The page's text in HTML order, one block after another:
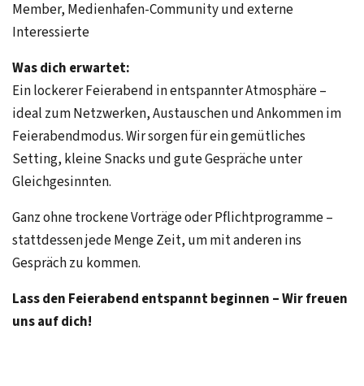
Member, Medienhafen-Community und externe
Interessierte
Was dich erwartet:
Ein lockerer Feierabend in entspannter Atmosphäre –
ideal zum Netzwerken, Austauschen und Ankommen im
Feierabendmodus. Wir sorgen für ein gemütliches
Setting, kleine Snacks und gute Gespräche unter
Gleichgesinnten.
Ganz ohne trockene Vorträge oder Pflichtprogramme –
stattdessen jede Menge Zeit, um mit anderen ins
Gespräch zu kommen.
Lass den Feierabend entspannt beginnen – Wir freuen
uns auf dich!